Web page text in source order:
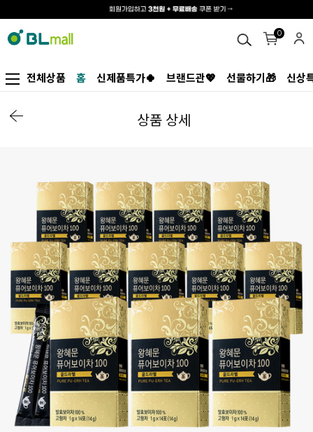
0
전체상품 홈 신제품특가🍀 브랜드관💖 선물하기🎁 신상
상품 상세